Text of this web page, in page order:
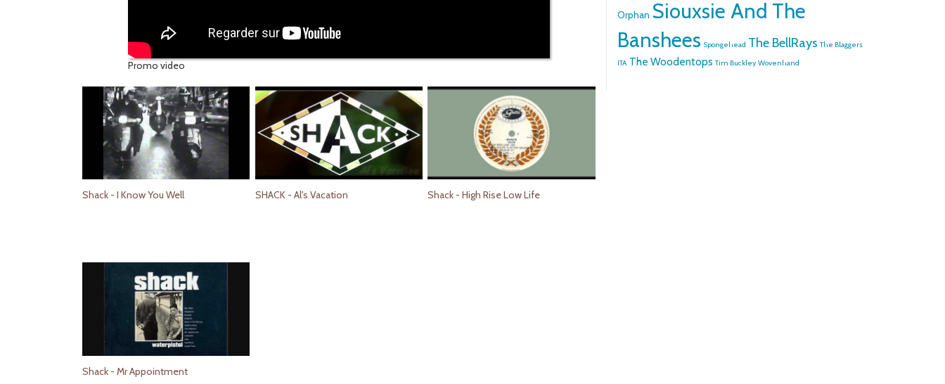
Promo video
Shack - I Know You Well SHACK - Al's Vacation Shack - High Rise Low Life
Shack - Mr Appointment
Orphan Siouxsie And The
Banshees Spongehead The BellRays The Blaggers
ITA The Woodentops Tim Buckley Wovenhand